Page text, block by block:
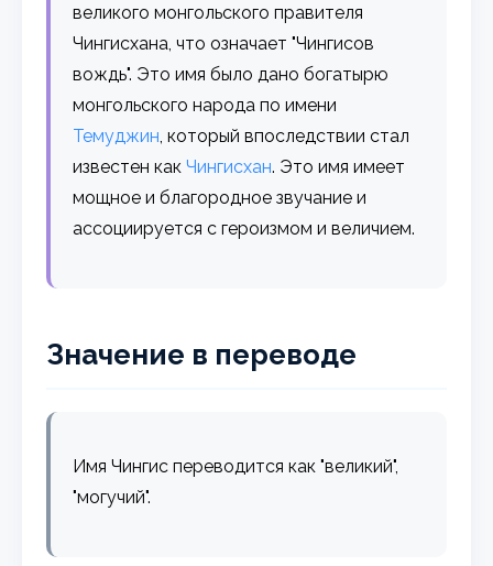
великого монгольского правителя
Чингисхана, что означает "Чингисов
вождь". Это имя было дано богатырю
монгольского народа по имени
Темуджин, который впоследствии стал
известен какЧингисхан. Это имя имеет
мощное и благородное звучание и
ассоциируется с героизмом и величием.
Значение в переводе
Имя Чингис переводится как "великий",
"могучий".